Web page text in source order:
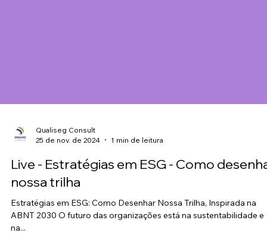
Qualiseg Consult
25 de nov. de 2024
Live - Estratégias em ESG - Como
nossa trilha